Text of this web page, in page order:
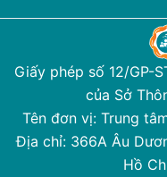
Giấy phép số 12/GP-
của Sở
Tên đơn vị: Trung
Địa chỉ: 366A Âu
Hồ